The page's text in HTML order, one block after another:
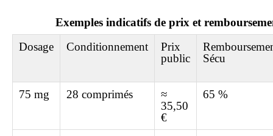
Exemples indicatifs de prix et
Dosage
Conditionnement
Prix
public
Sécu
75 mg 28 comprimés
≈
35,50
€
65 %